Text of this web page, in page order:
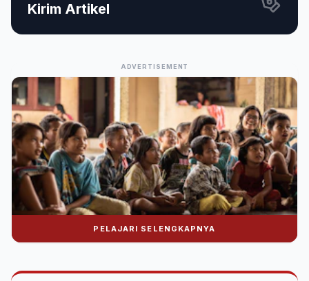
Kirim Artikel
ADVERTISEMENT
Donasi Nuralwala Foundation
Bantu syiar dakwah melalui platform digital.
PELAJARI SELENGKAPNYA